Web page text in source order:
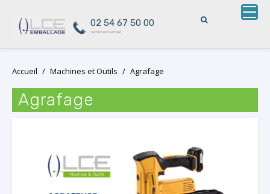
02 54 67 50 00
numéro non surtaxé
content
Accueil / Machines et Outils / Agrafage
Agrafage